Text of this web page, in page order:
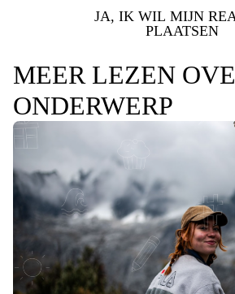
JA, IK WIL MIJN
PLAATSEN
MEER LEZEN
ONDERWERP